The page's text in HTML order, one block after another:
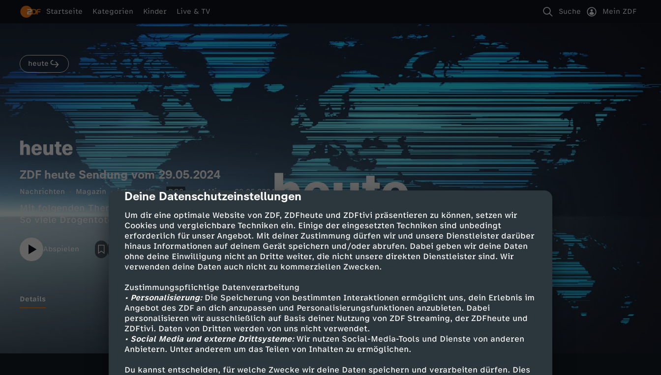
cmp-dialog-description
Deine Datenschutzeinstellungen
Um dir eine optimale Website von ZDF, ZDFheute und ZDFtivi präsentieren zu können, setzen wir
Cookies und vergleichbare Techniken ein. Einige der eingesetzten Techniken sind unbedingt
erforderlich für unser Angebot. Mit deiner Zustimmung dürfen wir und unsere Dienstleister darüber
hinaus Informationen auf deinem Gerät speichern und/oder abrufen. Dabei geben wir deine Daten
ohne deine Einwilligung nicht an Dritte weiter, die nicht unsere direkten Dienstleister sind. Wir
verwenden deine Daten auch nicht zu kommerziellen Zwecken.
Zustimmungspflichtige Datenverarbeitung
• Personalisierung:Die Speicherung von bestimmten Interaktionen ermöglicht uns, dein Erlebnis im
Angebot des ZDF an dich anzupassen und Personalisierungsfunktionen anzubieten. Dabei
personalisieren wir ausschließlich auf Basis deiner Nutzung von ZDF Streaming, der ZDFheute und
ZDFtivi. Daten von Dritten werden von uns nicht verwendet.
• Social Media und externe Drittsysteme:Wir nutzen Social-Media-Tools und Dienste von anderen
Anbietern. Unter anderem um das Teilen von Inhalten zu ermöglichen.
Du kannst entscheiden, für welche Zwecke wir deine Daten speichern und verarbeiten dürfen. Dies
Startseite Kategorien Kinder Live & TV Suche Mein ZDF
heute
ZDF heute Sendung vom 29.05.2024
Nachrichten Magazin informativ DGS 14 Min. 29.05.2024 ZDF
Mit folgenden Themen: Rentenpaket II verabschiedet; Wahlen in Südafrika;
So viele Drogentote wie noch nie; weiteren Nachrichten und dem Wetter.
Abspielen
Details
Ähnliche Inhalte entdecken
Nachrichten Magazin informativ
Deutsche Gebärdensprache